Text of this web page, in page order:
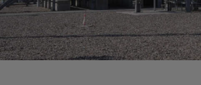
shieldRejestracja